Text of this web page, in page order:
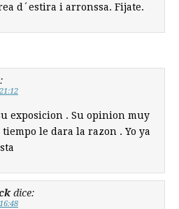
d´estira i arronssa. Fijate.
exposicion . Su opinion muy
le dara la razon . Yo ya
dice: